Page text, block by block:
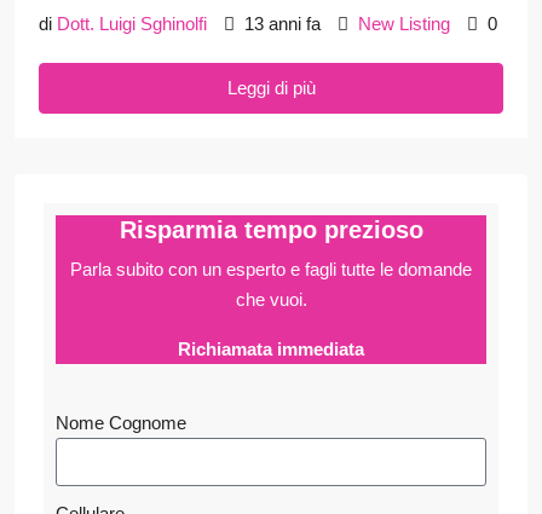
di Dott. Luigi Sghinolfi 13 anni fa New Listing 0
Leggi di più
Risparmia tempo prezioso
Parla subito con un esperto e fagli tutte le domande
che vuoi.
Richiamata immediata
Nome Cognome